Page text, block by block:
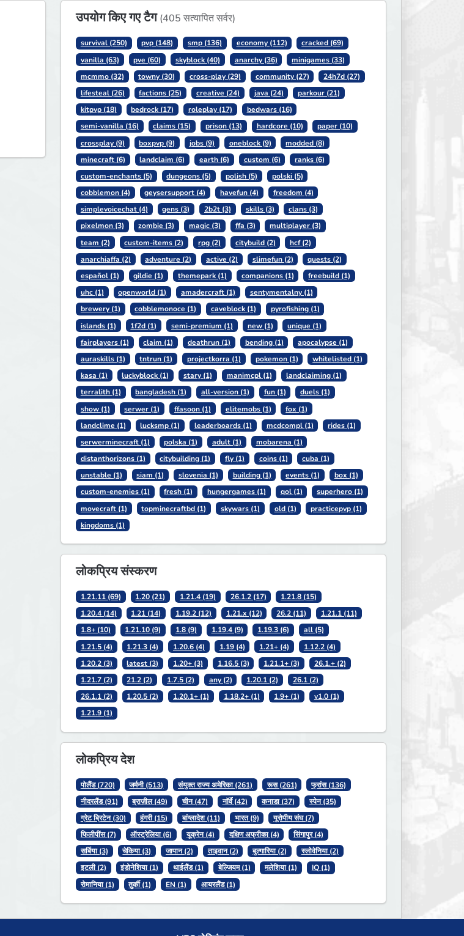
उपयोग किए गए टैग (405 सत्यापित सर्वर)
survival (250) pvp (148) smp (136) economy (112)
cracked (69)
vanilla (63)
pve (60) skyblock (40) anarchy (36)
minigames (33)
mcmmo (32)
towny (30) cross-play (29) community (27)
24h7d (27)
lifesteal (26)
factions (25) creative (24) java (24)
parkour (21)
kitpvp (18)
bedrock (17) roleplay (17)
bedwars (16)
semi-vanilla (16)
claims (15) prison (13) hardcore (10)
paper (10)
crossplay (9)
boxpvp (9) jobs (9) oneblock (9)
modded (8)
minecraft (6)
landclaim (6) earth (6) custom (6)
ranks (6)
custom-enchants (5)
dungeons (5) polish (5)
polski (5)
cobblemon (4)
geysersupport (4) havefun (4)
freedom (4)
simplevoicechat (4)
gens (3) 2b2t (3) skills (3)
clans (3)
pixelmon (3)
zombie (3) magic (3) ffa (3)
multiplayer (3)
team (2)
custom-items (2) rpg (2) citybuild (2)
hcf (2)
anarchiaffa (2)
adventure (2) active (2) slimefun (2)
quests (2)
español (1)
gildie (1) themepark (1) companions (1)
freebuild (1)
uhc (1)
openworld (1) amadercraft (1)
sentymentalny (1)
brewery (1)
cobblemonoce (1) caveblock (1)
pyrofishing (1)
islands (1)
1f2d (1) semi-premium (1) new (1)
unique (1)
fairplayers (1)
claim (1) deathrun (1) bending (1)
apocalypse (1)
auraskills (1)
tntrun (1) projectkorra (1) pokemon (1)
whitelisted (1)
kasa (1)
luckyblock (1) stary (1) manimcpl (1)
landclaiming (1)
terralith (1)
bangladesh (1) all-version (1) fun (1)
duels (1)
show (1)
serwer (1) ffasoon (1) elitemobs (1)
fox (1)
landclime (1)
lucksmp (1) leaderboards (1) mcdcompl (1)
rides (1)
serwerminecraft (1)
polska (1) adult (1)
mobarena (1)
distanthorizons (1)
citybuilding (1) fly (1) coins (1)
cuba (1)
unstable (1)
siam (1) slovenia (1) building (1) events (1)
box (1)
custom-enemies (1)
fresh (1) hungergames (1) qol (1)
superhero (1)
movecraft (1)
topminecraftbd (1) skywars (1) old (1)
practicepvp (1)
kingdoms (1)
लोकप्रिय संस्करण
1.21.11 (69) 1.20 (21) 1.21.4 (19) 26.1.2 (17)
1.21.8 (15)
1.20.4 (14)
1.21 (14) 1.19.2 (12) 1.21.x (12) 26.2 (11)
1.21.1 (11)
1.8+ (10)
1.21.10 (9) 1.8 (9) 1.19.4 (9) 1.19.3 (6)
all (5)
1.21.5 (4)
1.21.3 (4) 1.20.6 (4) 1.19 (4) 1.21+ (4)
1.12.2 (4)
1.20.2 (3)
latest (3) 1.20+ (3) 1.16.5 (3) 1.21.1+ (3)
26.1.+ (2)
1.21.7 (2)
21.2 (2) 1.7.5 (2) any (2) 1.20.1 (2)
26.1 (2)
26.1.1 (2)
1.20.5 (2) 1.20.1+ (1) 1.18.2+ (1) 1.9+ (1)
v1.0 (1)
1.21.9 (1)
लोकप्रिय देश
पोलैंड (720) जर्मनी (513) संयुक्त राज्य अमेरिका (261) रूस (261)
फ्रांस (136)
नीदरलैंड (91)
ब्राज़ील (49) चीन (47) नॉर्वे (42) कनाडा (37)
स्पेन (35)
ग्रेट ब्रिटेन (30)
हंगरी (15) बांग्लादेश (11) भारत (9)
यूरोपीय संघ (7)
फिलीपींस (7)
ऑस्ट्रेलिया (6) यूक्रेन (4) दक्षिण अफ्रीका (4)
सिंगापुर (4)
सर्बिया (3)
चेकिया (3) जापान (2) ताइवान (2) बुल्गारिया (2)
स्लोवेनिया (2)
इटली (2)
इंडोनेशिया (1) थाईलैंड (1) बेल्जियम (1) मलेशिया (1)
IQ (1)
रोमानिया (1)
तुर्की (1) EN (1) आयरलैंड (1)